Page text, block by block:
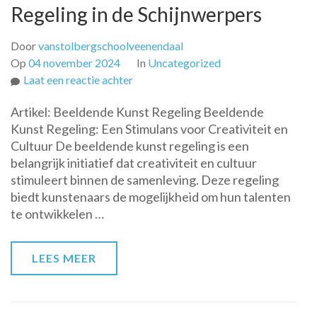
Regeling in de Schijnwerpers
Doorvanstolbergschoolveenendaal
Op 04 november 2024 In Uncategorized
Laat een reactie achterop
voor
Creativiteit
en
Cultuur:
De
Beeldende
Artikel: Beeldende Kunst Regeling Beeldende
Kunst Regeling: Een Stimulans voor Creativiteit en
Cultuur De beeldende kunst regeling is een
belangrijk initiatief dat creativiteit en cultuur
stimuleert binnen de samenleving. Deze regeling
biedt kunstenaars de mogelijkheid om hun talenten
te ontwikkelen …
LEES MEER